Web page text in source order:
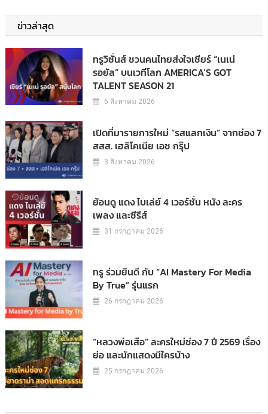
ข่าวล่าสุด
ทรูวิชั่นส์ ชวนคนไทยส่งใจเชียร์ “เนเน่
รอยัล” บนเวทีโลก AMERICA’S GOT
TALENT SEASON 21
6 สิงหาคม 2026
เปิดที่มารายการใหม่ “รสแลกเงิน” จากช่อง 7
สสส. เฮลิโคเนีย เอช กรุ๊ป
3 สิงหาคม 2026
ย้อนดู แดง ไบเล่ย์ 4 เวอร์ชั่น หนัง ละคร
เพลง และซีรีส์
31 กรกฎาคม 2026
ทรู ร่วมยินดี กับ “AI Mastery For Media
By True” รุ่นแรก
26 กรกฎาคม 2026
“หลวงพ่อเสือ” ละครใหม่ช่อง 7 ปี 2569 เรื่อง
ย่อ และนักแสดงมีใครบ้าง
25 กรกฎาคม 2026